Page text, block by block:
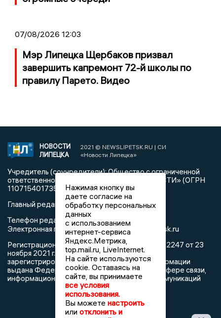
07/08/2026 12:03
Мэр Липецка Щербаков призвал
завершить капремонт 72-й школы по
правилу Парето. Видео
НОВОСТИ
ЛИПЕЦКА
2021 © NEWSLIPETSK.RU | СИ
«Новости Липецка»
Учредитель (соучредители): Общество с ограниченной
ответственностью «РЕГИОНАЛЬНЫЕ НОВОСТИ» (ОГРН
1107154017354)
Главный редактор: Герцог Е.Г.
Телефон редакции: +7 903 699 9427
Электронная почта редакции:info@newslipetsk.ru
Регистрационный номер: серия Эл № ФС77-82247 от 23
ноября 2021 г. согласно выписке из реестра
зарегистрированных средств массовой информации
выдана Федеральной службой по надзору в сфере связи,
информационных технологий и массовых коммуникаций
Нажимая кнопку вы
даете согласие на
обработку персональных
данных
с использованием
интернет-сервиса
Яндекс.Метрика,
top.mail.ru, LiveInternet.
На сайте используются
cookie. Оставаясь на
сайте, вы принимаете
все условия
использования.
Вы можете настроить
или отклонить и